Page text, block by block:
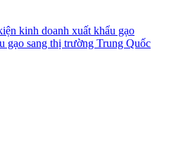
kinh doanh xuất khẩu gạo
gạo sang thị trường Trung Quốc